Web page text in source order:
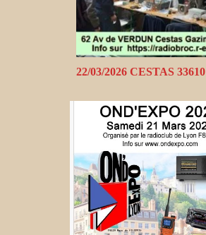
22/03/2026 CESTAS 33610